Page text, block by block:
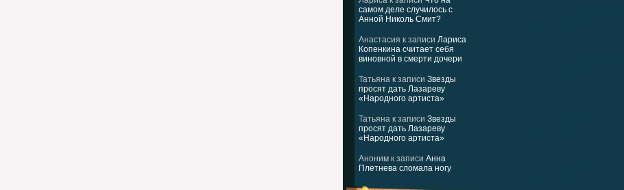
самом деле случилось с
Анной Николь Смит?
Анастасия к записи Лариса
Копенкина считает себя
виновной в смерти дочери
Татьяна к записи Звезды
просят дать Лазареву
«Народного артиста»
Татьяна к записи Звезды
просят дать Лазареву
«Народного артиста»
Аноним к записи Анна
Плетнева сломала ногу